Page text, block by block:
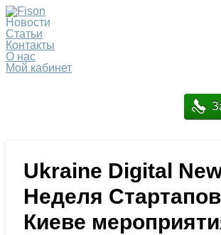
Новости
Статьи
Контакты
О нас
Мой кабинет
Ukraine Digital
Неделя
Киеве